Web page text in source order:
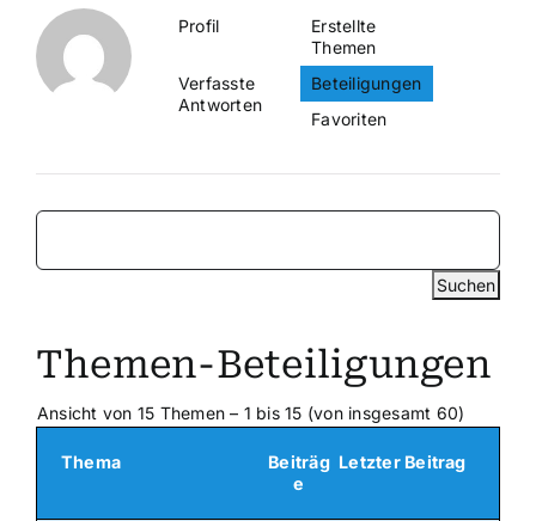
Profil
Erstellte
Themen
Verfasste
Antworten
Beteiligungen
Favoriten
Themen-Beteiligungen
Ansicht von 15 Themen – 1 bis 15 (von insgesamt 60)
Thema
Beiträg
e
Letzter Beitrag